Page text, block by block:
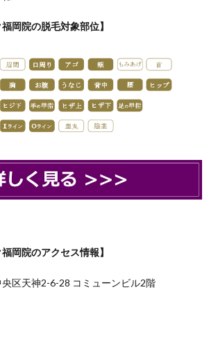
岡院の脱毛対象部位】
岡院のアクセス情報】
区天神2-6-28 コミューンビル2階